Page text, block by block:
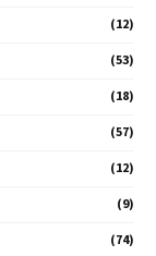
(12)
(53)
(18)
(57)
(12)
(9)
(74)